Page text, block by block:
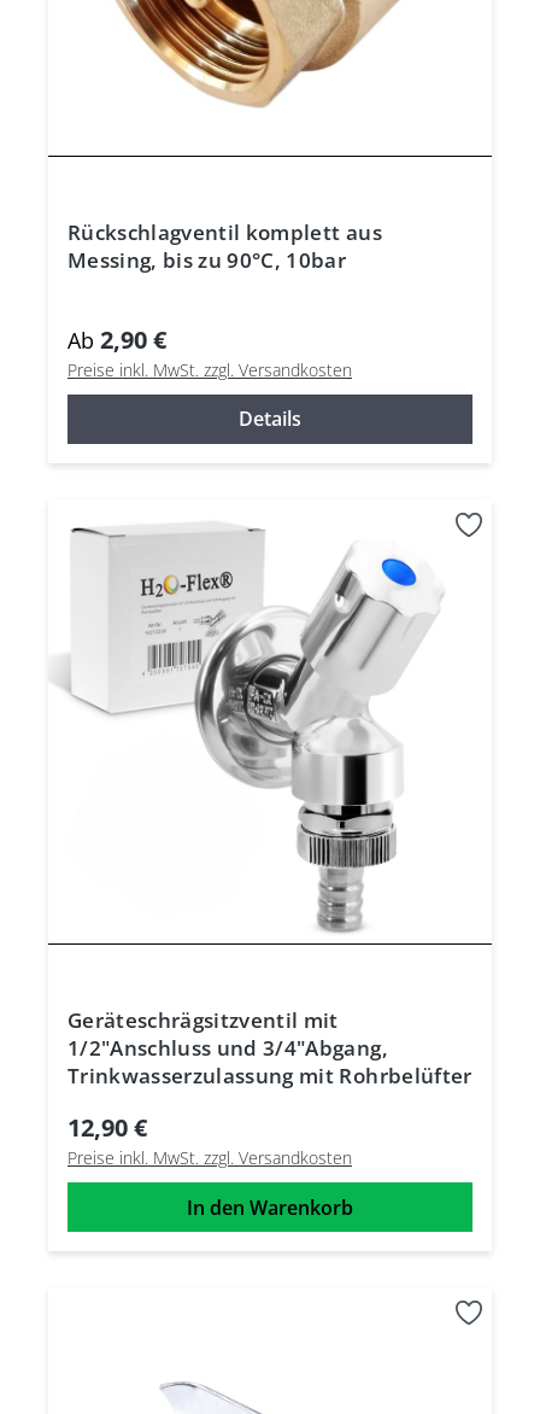
Rückschlagventil komplett aus
Messing, bis zu 90°C, 10bar
Ab 2,90 €
Preise inkl. MwSt. zzgl. Versandkosten
Details
Geräteschrägsitzventil mit
1/2"Anschluss und 3/4"Abgang,
Trinkwasserzulassung mit Rohrbelüfter
12,90 €
Preise inkl. MwSt. zzgl. Versandkosten
In den Warenkorb